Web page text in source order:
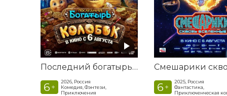
Последний богатырь. Колобок
6 +
2026, Россия
Комедия, Фэнтези,
Приключения
6 +
2025, Россия
Фантастика,
Приключенческая